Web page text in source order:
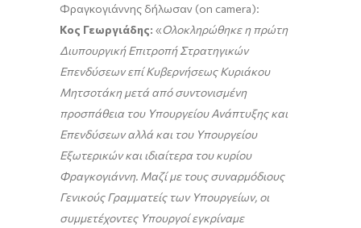
Φραγκογιάννης δήλωσαν (on camera):
Κος Γεωργιάδης: «Ολοκληρώθηκε η πρώτη
Διυπουργική Επιτροπή Στρατηγικών
Επενδύσεων επί Κυβερνήσεως Κυριάκου
Μητσοτάκη μετά από συντονισμένη
προσπάθεια του Υπουργείου Ανάπτυξης και
Επενδύσεων αλλά και του Υπουργείου
Εξωτερικών και ιδιαίτερα του κυρίου
Φραγκογιάννη. Μαζί με τους συναρμόδιους
Γενικούς Γραμματείς των Υπουργείων, οι
συμμετέχοντες Υπουργοί εγκρίναμε